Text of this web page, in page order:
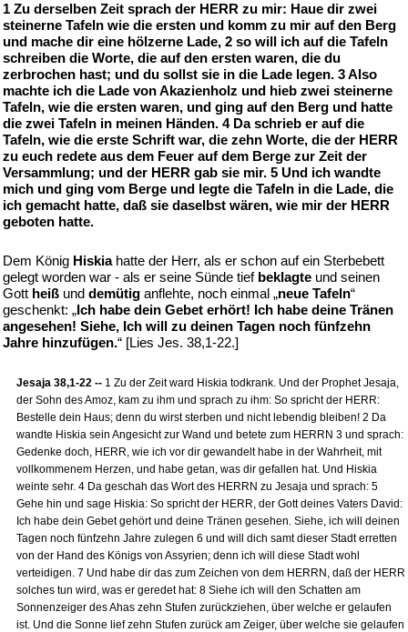
1 Zu derselben Zeit sprach der HERR zu mir: Haue dir zwei
steinerne Tafeln wie die ersten und komm zu mir auf den Berg
und mache dir eine hölzerne Lade, 2 so will ich auf die Tafeln
schreiben die Worte, die auf den ersten waren, die du
zerbrochen hast; und du sollst sie in die Lade legen. 3 Also
machte ich die Lade von Akazienholz und hieb zwei steinerne
Tafeln, wie die ersten waren, und ging auf den Berg und hatte
die zwei Tafeln in meinen Händen. 4 Da schrieb er auf die
Tafeln, wie die erste Schrift war, die zehn Worte, die der HERR
zu euch redete aus dem Feuer auf dem Berge zur Zeit der
Versammlung; und der HERR gab sie mir. 5 Und ich wandte
mich und ging vom Berge und legte die Tafeln in die Lade, die
ich gemacht hatte, daß sie daselbst wären, wie mir der HERR
geboten hatte.
Dem König Hiskiahatte der Herr, als er schon auf ein Sterbebett
gelegt worden war - als er seine Sünde tief beklagte und seinen
Gott heiß und demütig anflehte, noch einmal „neue Tafeln“
geschenkt: „Ich habe dein Gebet erhört! Ich habe deine Tränen
angesehen! Siehe, Ich will zu deinen Tagen noch fünfzehn
Jahre hinzufügen.“ [Lies Jes. 38,1-22.]
Jesaja 38,1-22 -- 1 Zu der Zeit ward Hiskia todkrank. Und der Prophet Jesaja,
der Sohn des Amoz, kam zu ihm und sprach zu ihm: So spricht der HERR:
Bestelle dein Haus; denn du wirst sterben und nicht lebendig bleiben! 2 Da
wandte Hiskia sein Angesicht zur Wand und betete zum HERRN 3 und sprach:
Gedenke doch, HERR, wie ich vor dir gewandelt habe in der Wahrheit, mit
vollkommenem Herzen, und habe getan, was dir gefallen hat. Und Hiskia
weinte sehr. 4 Da geschah das Wort des HERRN zu Jesaja und sprach: 5
Gehe hin und sage Hiskia: So spricht der HERR, der Gott deines Vaters David:
Ich habe dein Gebet gehört und deine Tränen gesehen. Siehe, ich will deinen
Tagen noch fünfzehn Jahre zulegen 6 und will dich samt dieser Stadt erretten
von der Hand des Königs von Assyrien; denn ich will diese Stadt wohl
verteidigen. 7 Und habe dir das zum Zeichen von dem HERRN, daß der HERR
solches tun wird, was er geredet hat: 8 Siehe ich will den Schatten am
Sonnenzeiger des Ahas zehn Stufen zurückziehen, über welche er gelaufen
ist. Und die Sonne lief zehn Stufen zurück am Zeiger, über welche sie gelaufen